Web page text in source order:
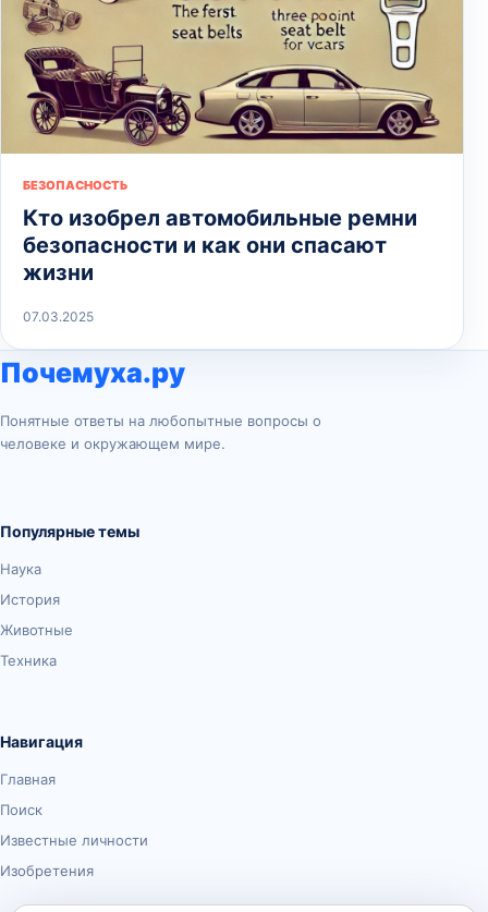
БЕЗОПАСНОСТЬ
Кто изобрел автомобильные ремни
безопасности и как они спасают
жизни
07.03.2025
Почемуха.ру
Понятные ответы на любопытные вопросы о
человеке и окружающем мире.
Популярные темы
Наука
История
Животные
Техника
Навигация
Главная
Поиск
Известные личности
Изобретения